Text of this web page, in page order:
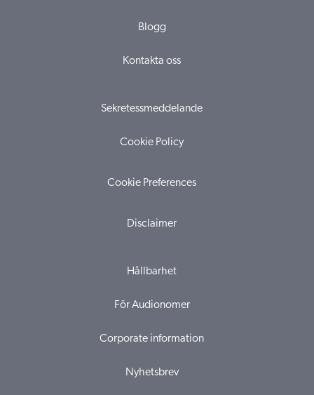
Blogg
Kontakta oss
Sekretessmeddelande
Cookie Policy
Cookie Preferences
Disclaimer
Hållbarhet
För Audionomer
Corporate information
Nyhetsbrev